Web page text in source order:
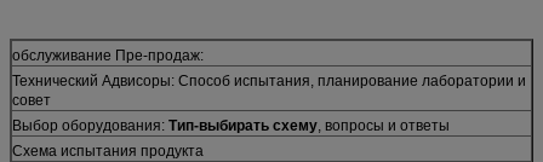
обслуживание Пре-продаж:
Технический Адвисоры: Способ испытания, планирование лаборатории и
совет
Выбор оборудования: Тип-выбирать схему, вопросы и ответы
Схема испытания продукта